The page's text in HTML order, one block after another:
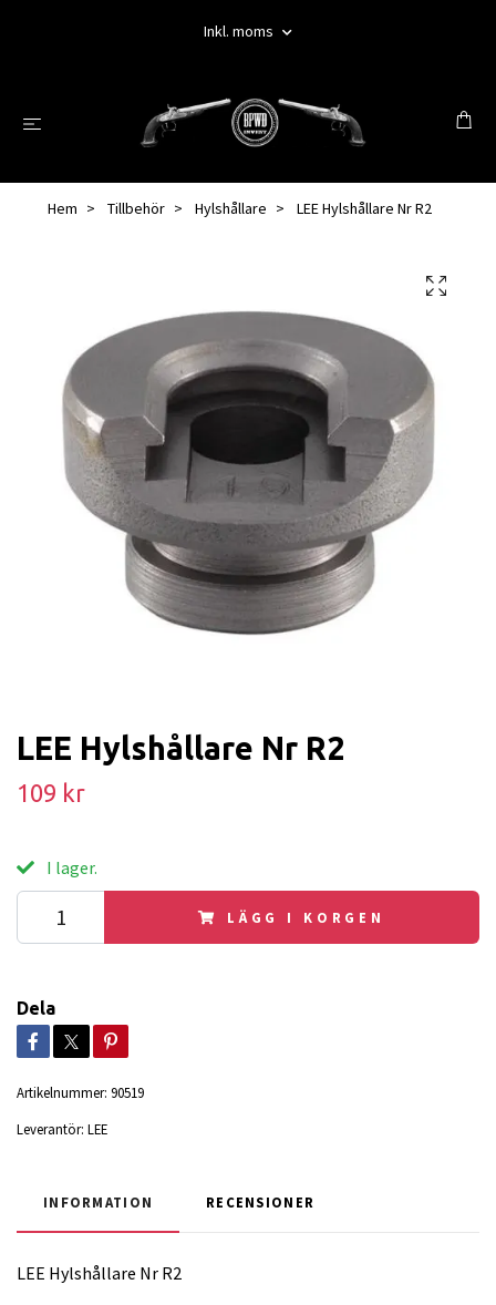
Inkl. moms
Hem Tillbehör Hylshållare LEE Hylshållare Nr R2
LEE Hylshållare Nr R2
109 kr
I lager.
LÄGG I KORGEN
Dela
Artikelnummer: 90519
Leverantör: LEE
INFORMATION RECENSIONER
LEE Hylshållare Nr R2